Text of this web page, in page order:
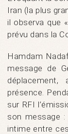
Iran (la plus
il observa que
prévu dans la
Hamdam
message de
présence.
sur RFI
son message
intime entre